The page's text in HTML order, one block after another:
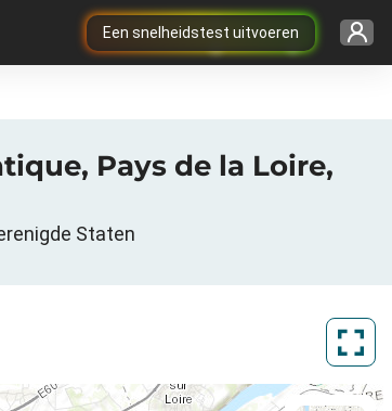
Een snelheidstest uitvoeren
Pays de la Loire,
Staten